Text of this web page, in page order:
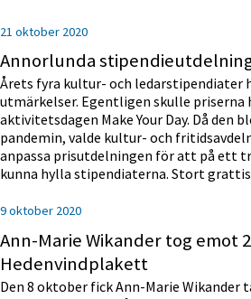
21 oktober 2020
Annorlunda
Årets fyra kultur- och ledarstipendiater
utmärkelser. Egentligen skulle priserna
aktivitetsdagen Make Your Day. Då den
pandemin, valde kultur- och
anpassa prisutdelningen för att på ett
kunna hylla stipendiaterna. Stort
9 oktober 2020
Ann-Marie Wikander tog emot
Hedenvindplakett
Den 8 oktober fick Ann-Marie Wikander